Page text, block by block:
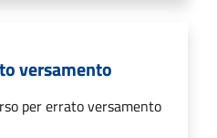
versamento
per errato versamento